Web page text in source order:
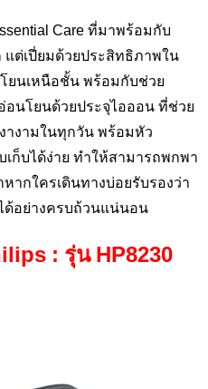
Care ที่มาพร้อมกับ
ต่เปี่ยมด้วยประสิทธิภาพใน
ยนเหนือชั้น พร้อมกับช่วย
นโยนด้วยประจุไอออน ที่ช่วย
างามในทุกวัน พร้อมหัว
ก็บได้ง่าย ทำให้สามารถพกพา
ากใครเดินทางบ่อยรับรองว่า
ด้อย่างครบถ้วนแน่นอน
: รุ่น HP8230